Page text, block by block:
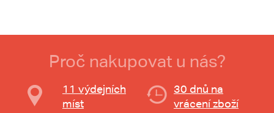
Proč nakupovat u nás?
11 výdejních
míst
30 dnů na
vrácení zboží